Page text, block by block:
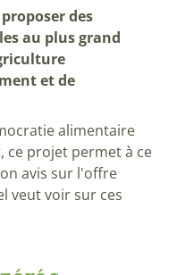
proposer des
au plus grand
et de
alimentaire
ce projet permet à ce
avis sur l'offre
veut voir sur ces